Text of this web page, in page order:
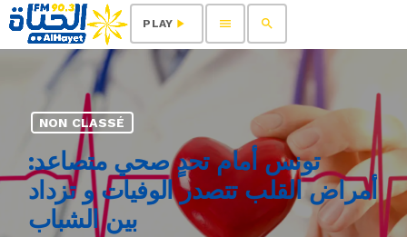
search
menu
play_arrow
PLAY
NON CLASSÉ
تونس أمام تحدٍ صحي متصاعد:
أمراض القلب تتصدر الوفيات و تزداد
بين الشباب